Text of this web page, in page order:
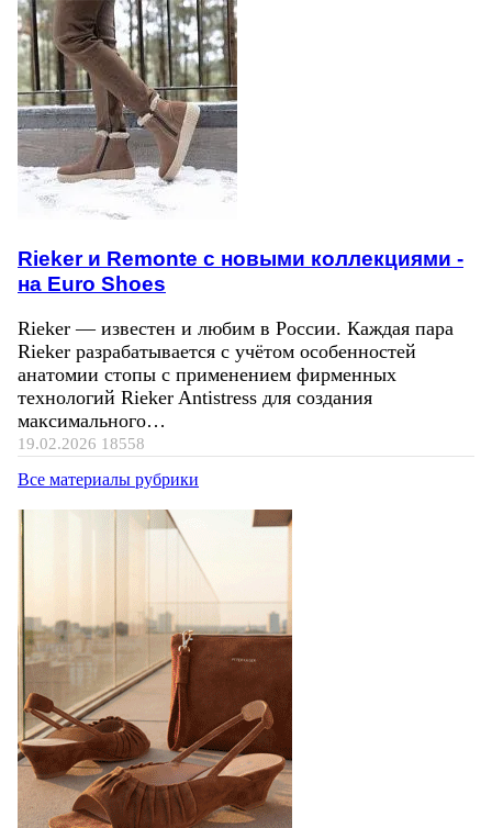
Rieker и Remonte с новыми коллекциями -
на Euro Shoes
Rieker — известен и любим в России. Каждая пара
Rieker разрабатывается с учётом особенностей
анатомии стопы с применением фирменных
технологий Rieker Antistress для создания
максимального…
19.02.2026 18558
Все материалы рубрики